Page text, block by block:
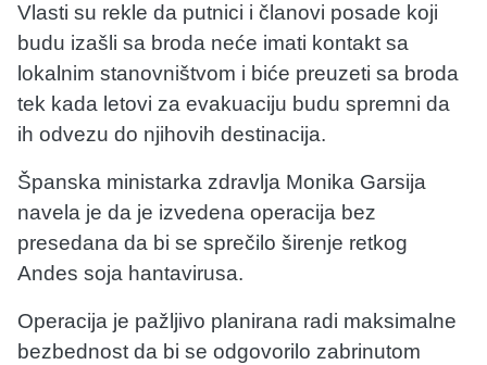
Vlasti su rekle da putnici i članovi posade koji
budu izašli sa broda neće imati kontakt sa
lokalnim stanovništvom i biće preuzeti sa broda
tek kada letovi za evakuaciju budu spremni da
ih odvezu do njihovih destinacija.
Španska ministarka zdravlja Monika Garsija
navela je da je izvedena operacija bez
presedana da bi se sprečilo širenje retkog
Andes soja hantavirusa.
Operacija je pažljivo planirana radi maksimalne
bezbednost da bi se odgovorilo zabrinutom